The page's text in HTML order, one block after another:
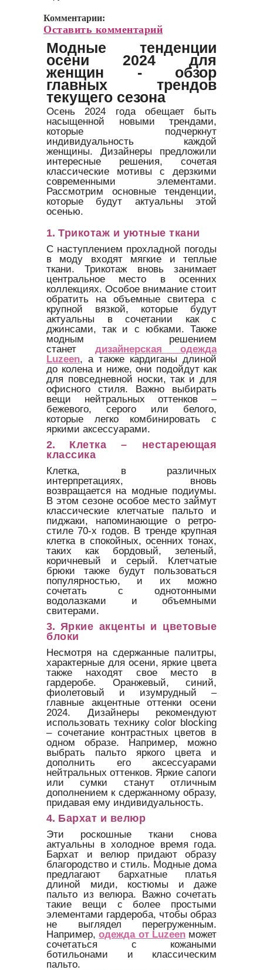
Комментарии:
Оставить комментарий
Модные тенденции
осени 2024 для
женщин - обзор
главных трендов
текущего сезона
Осень 2024 года обещает быть
насыщенной новыми трендами,
которые подчеркнут
индивидуальность каждой
женщины. Дизайнеры предложили
интересные решения, сочетая
классические мотивы с дерзкими
современными элементами.
Рассмотрим основные тенденции,
которые будут актуальны этой
осенью.
1. Трикотаж и уютные ткани
С наступлением прохладной погоды
в моду входят мягкие и теплые
ткани. Трикотаж вновь занимает
центральное место в осенних
коллекциях. Особое внимание стоит
обратить на объемные свитера с
крупной вязкой, которые будут
актуальны в сочетании как с
джинсами, так и с юбками. Также
модным решением
станет дизайнерская одежда
Luzeen , а также кардиганы длиной
до колена и ниже, они подойдут как
для повседневной носки, так и для
офисного стиля. Важно выбирать
вещи нейтральных оттенков –
бежевого, серого или белого,
которые легко комбинировать с
яркими аксессуарами.
2. Клетка – нестареющая
классика
Клетка, в различных
интерпретациях, вновь
возвращается на модные подиумы.
В этом сезоне особое место займут
классические клетчатые пальто и
пиджаки, напоминающие о ретро-
стиле 70-х годов. В тренде крупная
клетка в спокойных, осенних тонах,
таких как бордовый, зеленый,
коричневый и серый. Клетчатые
брюки также будут пользоваться
популярностью, и их можно
сочетать с однотонными
водолазками и объемными
свитерами.
3. Яркие акценты и цветовые
блоки
Несмотря на сдержанные палитры,
характерные для осени, яркие цвета
также находят свое место в
гардеробе. Оранжевый, синий,
фиолетовый и изумрудный –
главные акцентные оттенки осени
2024. Дизайнеры рекомендуют
использовать технику color blocking
– сочетание контрастных цветов в
одном образе. Например, можно
выбрать пальто яркого цвета и
дополнить его аксессуарами
нейтральных оттенков. Яркие сапоги
или сумки станут отличным
дополнением к сдержанному образу,
придавая ему индивидуальность.
4. Бархат и велюр
Эти роскошные ткани снова
актуальны в холодное время года.
Бархат и велюр придают образу
благородство и стиль. Модные дома
предлагают бархатные платья
длиной миди, костюмы и даже
пальто из велюра. Важно сочетать
такие вещи с более простыми
элементами гардероба, чтобы образ
не выглядел перегруженным.
Например,одежда от Luzeenможет
сочетаться с кожаными
ботильонами и классическим
пальто.